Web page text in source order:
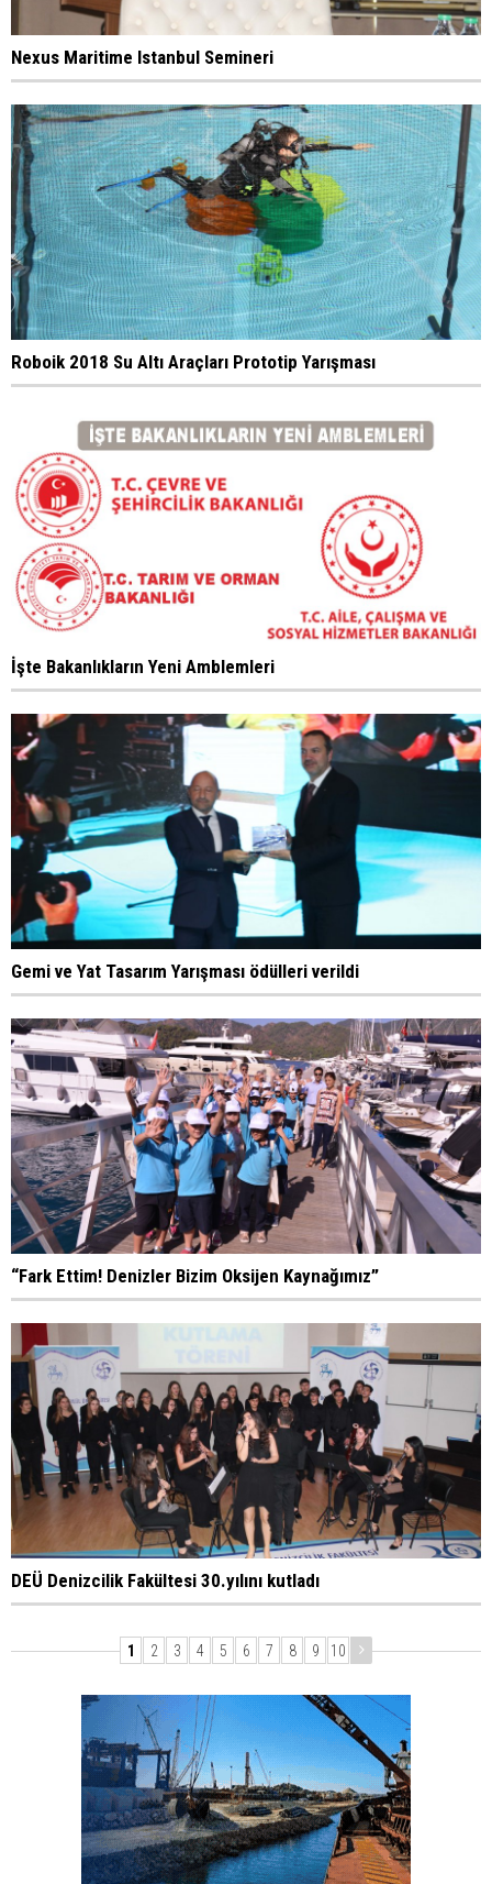
Nexus Maritime Istanbul Semineri
Roboik 2018 Su Altı Araçları Prototip Yarışması
İşte Bakanlıkların Yeni Amblemleri
Gemi ve Yat Tasarım Yarışması ödülleri verildi
“Fark Ettim! Denizler Bizim Oksijen Kaynağımız”
DEÜ Denizcilik Fakültesi 30.yılını kutladı
1 2 3 4 5 6 7 8 9 10